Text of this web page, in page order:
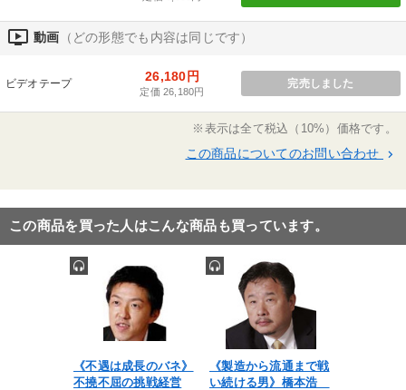
や専門家のすすめで経営指導機関である、日本経営
合理化協会を設立。玉川大学大学院教授などを歴任
のほか、画家、著述家などいくつものステージで活
躍している。最新刊「社長のいき方」他、著書多
数。
ondemand_video 動画 （どの形態でも内容は同じです）
ビデオテープ 26,180円
定価 26,180円
完売しました
※表示は全て税込（10%）価格です。
この商品についてのお問い合わせ keyboard_arrow_right
この商品を買った人はこんな商品も買っています。
《不遇は成長のバネ》
不撓不屈の挑戦経営
《製造から流通まで戦
い続ける男》橋本浩